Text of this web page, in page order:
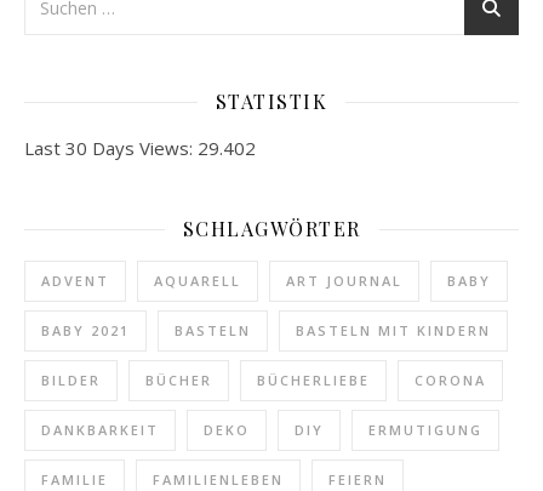
STATISTIK
Last 30 Days Views: 29.402
SCHLAGWÖRTER
ADVENT AQUARELL ART JOURNAL BABY
BABY 2021 BASTELN BASTELN MIT KINDERN
BILDER BÜCHER BÜCHERLIEBE CORONA
DANKBARKEIT DEKO DIY ERMUTIGUNG
FAMILIE FAMILIENLEBEN FEIERN